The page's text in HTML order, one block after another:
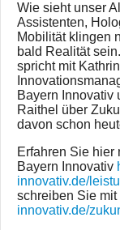
Wie sieht unser
Assistenten,
Mobilität klingen
bald Realität
spricht mit
Bayern Innovativ
Raithel über
davon schon
Erfahren Sie hier
Bayern Innovativ
innovativ.de/
schreiben Sie mit
innovativ.de/